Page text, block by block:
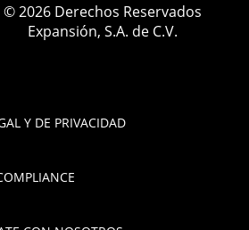
Y DE PRIVACIDAD
© 2026 Derechos Reservados
Expansión, S.A. de C.V.